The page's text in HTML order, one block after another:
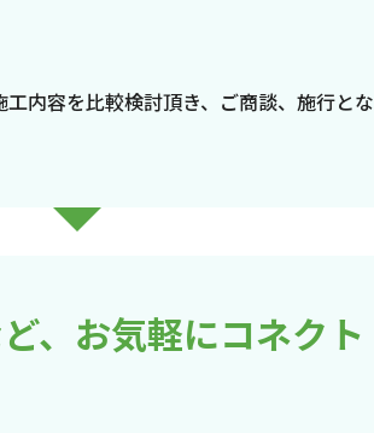
内容を比較検討頂き、ご商談、施行とな
、お気軽にコネクト